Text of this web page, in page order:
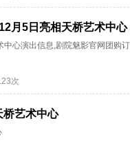
月5日亮相天桥艺术中心
心演出信息,剧院魅影官网团购
次
桥艺术中心